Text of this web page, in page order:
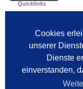
Cookies
unserer
Dienste
einverstanden,
Quicklinks
INDat.extra
Dienstleister im Internet